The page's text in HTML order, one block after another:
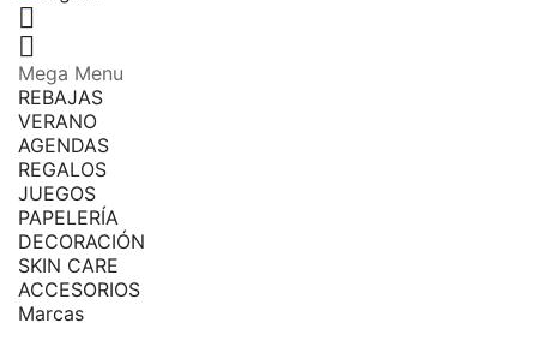


Mega Menu
REBAJAS
VERANO
AGENDAS
REGALOS
JUEGOS
PAPELERÍA
DECORACIÓN
SKIN CARE
ACCESORIOS
Marcas